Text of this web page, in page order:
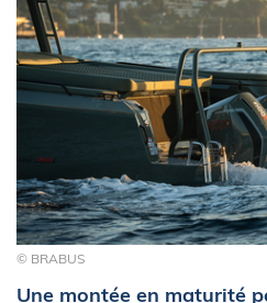
© BRABUS
Une montée en maturité